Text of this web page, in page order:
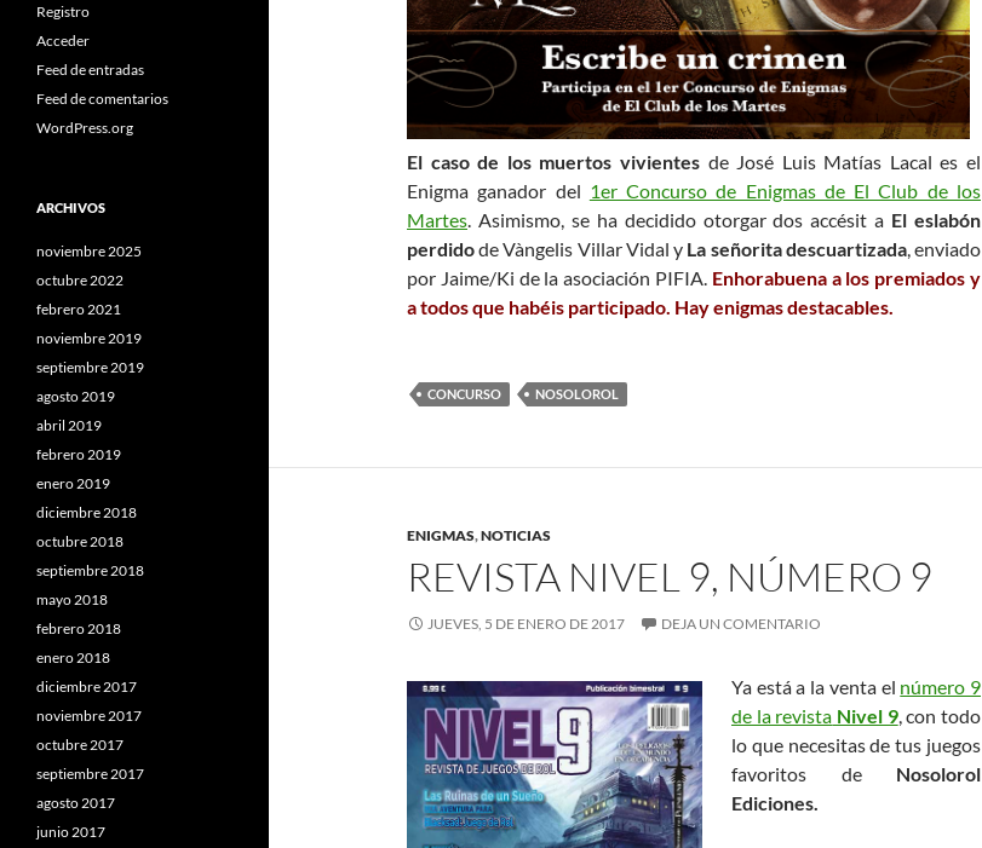
El caso de los muertos vivientesde José Luis Matías Lacal es el
Enigma ganador del 1er Concurso de Enigmas de El Club de los
Martes. Asimismo, se ha decidido otorgar dos accésit a El eslabón
perdidode Vàngelis Villar Vidal y La señorita descuartizada, enviado
por Jaime/Ki de la asociación PIFIA. Enhorabuena a los premiados y
a todos que habéis participado. Hay enigmas destacables.
CONCURSO NOSOLOROL
ENIGMAS,NOTICIAS
REVISTA NIVEL 9, NÚMERO 9
JUEVES, 5 DE ENERO DE 2017 DEJA UN COMENTARIO
Ya está a la venta el número 9
de la revista Nivel 9, con todo
lo que necesitas de tus juegos
favoritos de Nosolorol
Ediciones.
Registro
Acceder
Feed de entradas
Feed de comentarios
WordPress.org
ARCHIVOS
noviembre 2025
octubre 2022
febrero 2021
noviembre 2019
septiembre 2019
agosto 2019
abril 2019
febrero 2019
enero 2019
diciembre 2018
octubre 2018
septiembre 2018
mayo 2018
febrero 2018
enero 2018
diciembre 2017
noviembre 2017
octubre 2017
septiembre 2017
agosto 2017
junio 2017